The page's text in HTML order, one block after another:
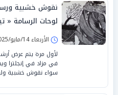
نقوش خشبية
لوحات الرسامة «
الأربعاء 14/مايو/2025 - 09:53 م
لأول مرة يتم عرض
في مزاد في إنجلترا
سواء نقوش خشبية